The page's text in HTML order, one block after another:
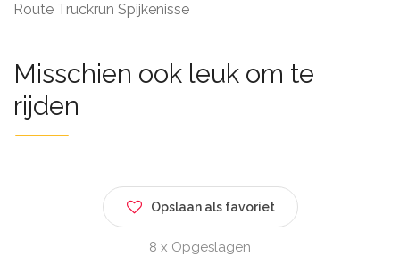
Route Truckrun Spijkenisse
Misschien ook leuk om te
rijden
Opslaan als favoriet
8 x Opgeslagen